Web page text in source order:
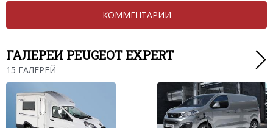
КОММЕНТАРИИ
ГАЛЕРЕИ PEUGEOT EXPERT
15 ГАЛЕРЕЙ